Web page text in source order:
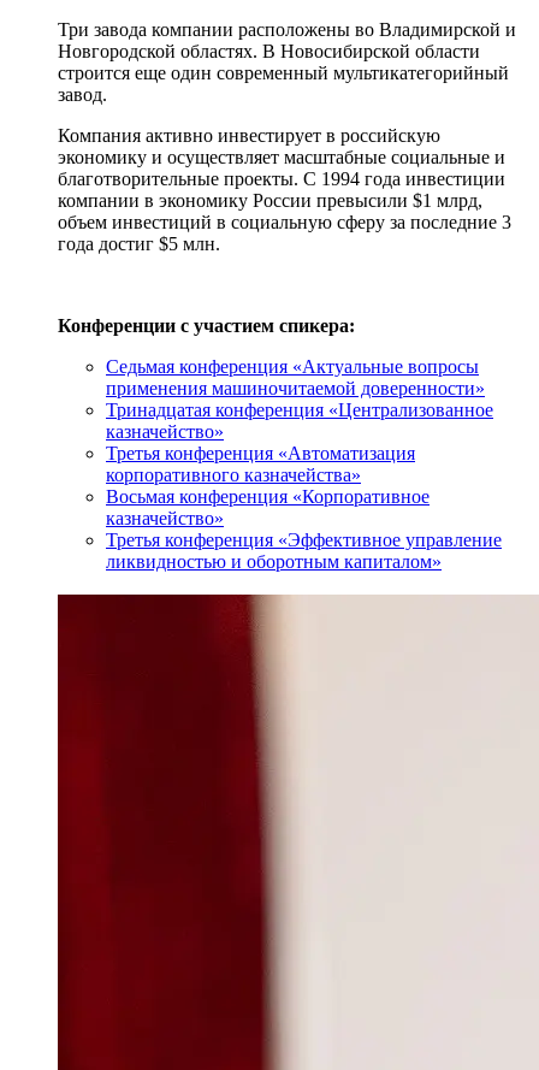
Три завода компании расположены во Владимирской и
Новгородской областях. В Новосибирской области
строится еще один современный мультикатегорийный
завод.
Компания активно инвестирует в российскую
экономику и осуществляет масштабные социальные и
благотворительные проекты. С 1994 года инвестиции
компании в экономику России превысили $1 млрд,
объем инвестиций в социальную сферу за последние 3
года достиг $5 млн.
Конференции с участием спикера:
Седьмая конференция «Актуальные вопросы
применения машиночитаемой доверенности»
Тринадцатая конференция «Централизованное
казначейство»
Третья конференция «Автоматизация
корпоративного казначейства»
Восьмая конференция «Корпоративное
казначейство»
Третья конференция «Эффективное управление
ликвидностью и оборотным капиталом»